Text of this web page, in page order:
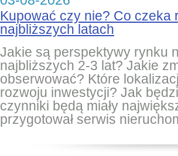
Kupować czy nie? Co
najbliższych latach
Jakie są perspektywy rynku
najbliższych 2-3 lat? Jakie
obserwować? Które
rozwoju inwestycji? Jak
czynniki będą miały
przygotował serwis